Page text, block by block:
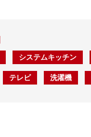
システムキッチン
テレビ 洗濯機